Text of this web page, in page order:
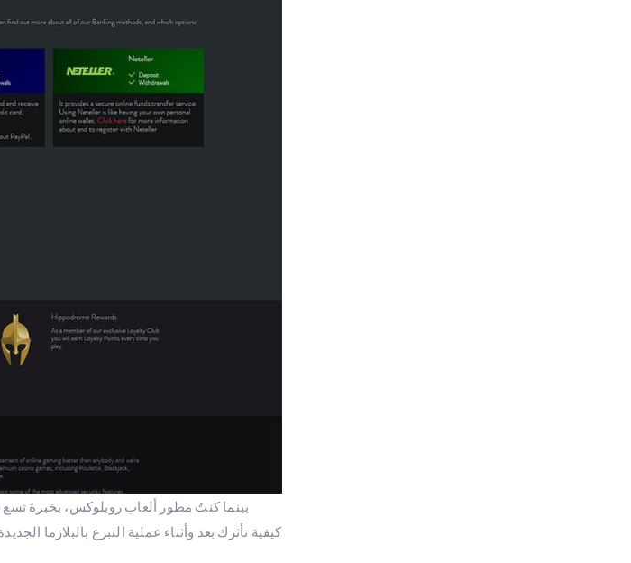
بينما كنتُ مطور ألعاب روبلوكس، بخبرة